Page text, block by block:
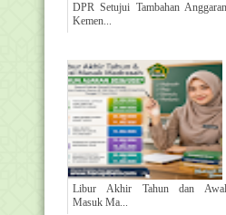
DPR Setujui Tambahan Anggaran
Kemen...
Libur Akhir Tahun dan Awal
Masuk Ma...